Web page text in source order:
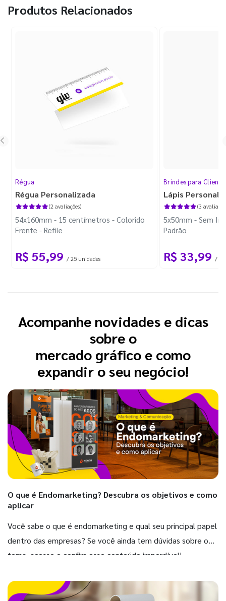
Produtos Relacionados
Régua
Régua Personalizada
(2 avaliações)
54x160mm - 15 centímetros - Colorido
Frente - Refile
R$ 55,99 / 25 unidades
Brindes para
Lápis
(3
5x50mm - Sem
Padrão
R$ 33,99 / 10
Acompanhe novidades e dicas
sobre o
mercado gráfico e como
expandir o seu negócio!
O que é Endomarketing? Descubra os objetivos e como
aplicar
Você sabe o que é endomarketing e qual seu principal papel
dentro das empresas? Se você ainda tem dúvidas sobre o
tema, acesse e confira esse conteúdo imperdível!